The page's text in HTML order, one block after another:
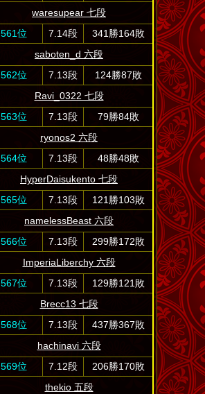
waresupear 七段
561位
7.14段
341勝164敗
saboten_d 六段
562位
7.13段
124勝87敗
Ravi_0322 七段
563位
7.13段
79勝84敗
ryonos2 六段
564位
7.13段
48勝48敗
HyperDaisukento 七段
565位
7.13段
121勝103敗
namelessBeast 六段
566位
7.13段
299勝172敗
ImperiaLiberchy 六段
567位
7.13段
129勝121敗
Brecc13 七段
568位
7.13段
437勝367敗
hachinavi 六段
569位
7.12段
206勝170敗
thekio 五段